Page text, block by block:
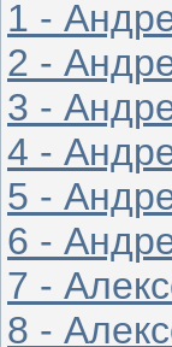
1 -
2 -
3 -
4 -
5 -
6 -
7 -
8 -